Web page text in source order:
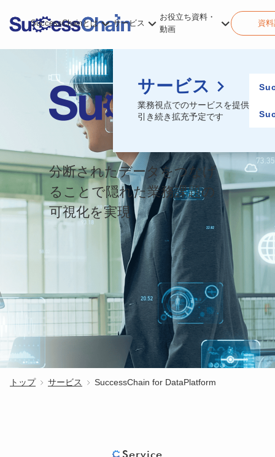
SuccessChainとは サービス
サービス
業務視点でのサービスを提供
引き続き拡充予定です
お役立ち資料・
動画
資
分断されたデータをつなげ
ることで隠れた業務課題の
可視化を実現
トップ サービス SuccessChain for DataPlatform
Service